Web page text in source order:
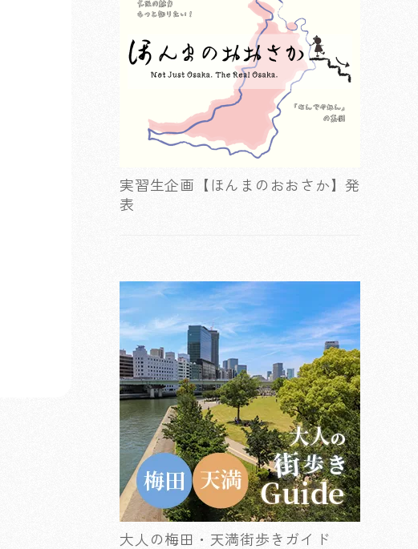
実習生企画【ほんまのおおさか】発
表
大人の梅田・天満街歩きガイド